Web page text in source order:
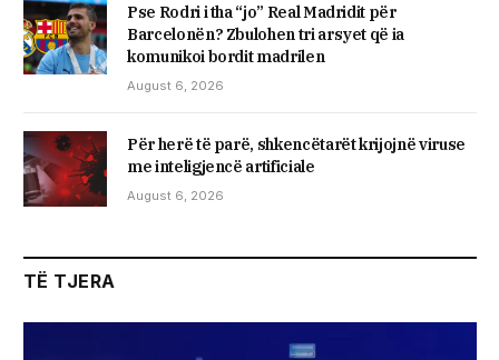
Pse Rodri i tha “jo” Real Madridit për
Barcelonën? Zbulohen tri arsyet që ia
komunikoi bordit madrilen
August 6, 2026
Për herë të parë, shkencëtarët krijojnë viruse
me inteligjencë artificiale
August 6, 2026
TË TJERA